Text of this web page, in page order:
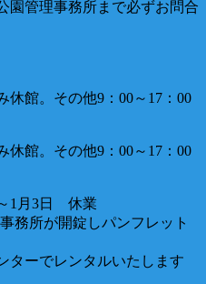
園管理事務所まで必ずお問合
休館。 その他9：00～17：00
館。その他9：00～17：00
3日 休業
務所が開錠しパンフレット
ーでレンタルいたします